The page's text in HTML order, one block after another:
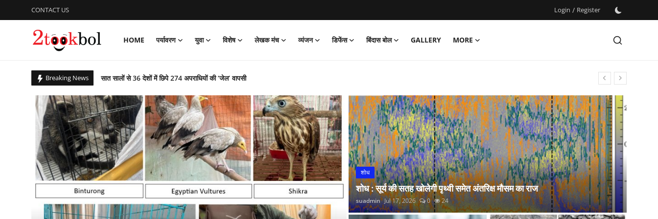
CONTACT US Login / Register
HOME पर्यावरण युवा विशेष लेखक मंच व्यंजन डिफेंस बिंदास बोल GALLERY
MORE
Breaking News
सात सालों से 36 देशों में छिपे 274 अपराधियों की ‘जेल’ वापसी
बिहार उपचुनाव : पीके जीते, भाजपा, लालू यादव और नितीश कुमार हारे!
आजादी के 79 वर्ष के उपलक्ष्य में एनसीसी ने किया साइक्लोथॉन 2026 का आयोजन
पीएम ने ‘नशा मुक्त युवा फॉर विकसित भारत संकल्प अभियान’ की शुरुआत की
ग्लासगो कॉमनवेल्थ खेलों में भारत मुक्केबाजों ने लगाई सोने की झड़ी
संस्कार भारती, साहित्य विभाग की अवध प्रांत की प्रांतीय बैठक
गुरु पूर्णिमा : शिष्यों ने किया डॉ अजय का गुरुपूजन, रंगारंग समारोह
राष्ट्रीय शूटिंग में भास्कर नाथ पांडेय का शानदार प्रदर्शन
पाकिस्तान में छह वर्षों तक विपरीत परिस्थितियों रहकर डोभाल ने की राष्ट्र सेवा
शोध
शोध : सूर्य की सतह खोलेगी पृथ्वी समेत अंतरिक्ष मौसम का राज
suadmin Jul 17, 2026 0 24